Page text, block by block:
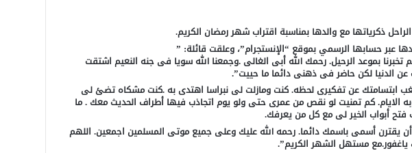
ذكرياتها مع والدها بمناسبة اقتراب شهر رمضان الكريم.
عبر حسابها الرسمي بموقع “الإنستجرام”، وعلقت قائلة: ”
بموعد الرحيل. رحمك الله أبى الغالى .وجمعنا الله سويا فى جنه النعيم اشتقت
عن الدنيا لكن حاضر فى ذهنى دائما ما حييت”.
ابتسامتك عن تفكيرى لحظه. كنت ومازلت لى نبراسا اهتدى به .كنت مشكاه تضئ لى
الايام. كم تمنيت لو نقص من عمرى حتى ولو يوم اتجاذب فيها أطراف الحديث معك . ما
فتح أبواب الخير لى مع كل من يعرفك.
يقترن أسمى باسمك دائما. رحمه الله عليك وعلى جميع موتى المسلمين اجمعين. اللهم
ياغفور.مع مستهل الشهر الكريم”.